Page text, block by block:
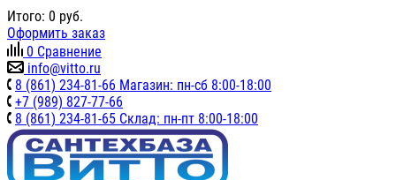
Итого: 0 руб.
Оформить заказ
0 Сравнение
info@vitto.ru
8 (861) 234-81-66 Магазин: пн-сб 8:00-18:00
+7 (989) 827-77-66
8 (861) 234-81-65 Склад: пн-пт 8:00-18:00